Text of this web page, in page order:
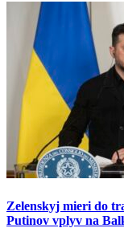
Zelenskyj mieri do
Putinov vplyv na